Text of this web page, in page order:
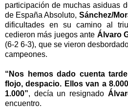
participación de muchas asiduas
de España Absoluto, Sánchez/
dificultades en su camino al
cedieron más juegos ante Á lvaro
(6-2 6-3), que se vieron
campeones.
“ Nos hemos dado cuenta
flojo, despacio. Ellos van a
1.000”, decía un resignado Á
encuentro.